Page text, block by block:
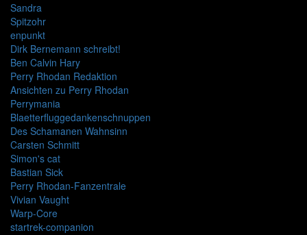
Sandra
Spitzohr
enpunkt
Dirk Bernemann schreibt!
Ben Calvin Hary
Perry Rhodan Redaktion
Ansichten zu Perry Rhodan
Perrymania
Blaetterfluggedankenschnuppen
Des Schamanen Wahnsinn
Carsten Schmitt
Simon's cat
Bastian Sick
Perry Rhodan-Fanzentrale
Vivian Vaught
Warp-Core
startrek-companion